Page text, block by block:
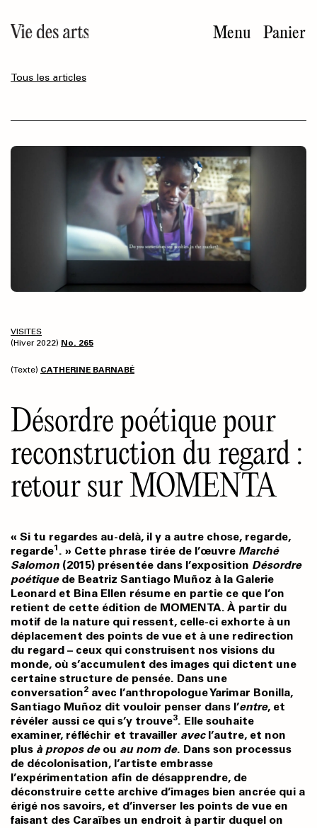
au
contenu
Menu Panier
Tous les articles
VISITES
(Hiver 2022) No. 265
(Texte) CATHERINE BARNABÉ
Désordre poétique pour
reconstruction du regard :
retour sur MOMENTA
« Si tu regardes au-delà, il y a autre chose, regarde,
regarde1 . » Cette phrase tirée de l’œuvre Marché
Salomon (2015) présentée dans l’exposition Désordre
poétiquede Beatriz Santiago Muñoz à la Galerie
Leonard et Bina Ellen résume en partie ce que l’on
retient de cette édition de MOMENTA. À partir du
motif de la nature qui ressent, celle-ci exhorte à un
déplacement des points de vue et à une redirection
du regard – ceux qui construisent nos visions du
monde, où s’accumulent des images qui dictent une
certaine structure de pensée. Dans une
conversation2 avec l’anthropologue Yarimar Bonilla,
Santiago Muñoz dit vouloir penser dans l’entre, et
révéler aussi ce qui s’y trouve3. Elle souhaite
examiner, réfléchir et travailler avecl’autre, et non
plus à propos deou au nom de. Dans son processus
de décolonisation, l’artiste embrasse
l’expérimentation afin de désapprendre, de
déconstruire cette archive d’images bien ancrée qui a
érigé nos savoirs, et d’inverser les points de vue en
faisant des Caraïbes un endroit à partir duquel on